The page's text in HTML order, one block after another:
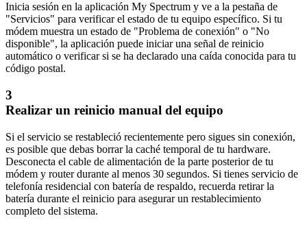
Inicia sesión en la aplicación My Spectrum y ve a la pestaña de
"Servicios" para verificar el estado de tu equipo específico. Si tu
módem muestra un estado de "Problema de conexión" o "No
disponible", la aplicación puede iniciar una señal de reinicio
automático o verificar si se ha declarado una caída conocida para tu
código postal.
3
Realizar un reinicio manual del equipo
Si el servicio se restableció recientemente pero sigues sin conexión,
es posible que debas borrar la caché temporal de tu hardware.
Desconecta el cable de alimentación de la parte posterior de tu
módem y router durante al menos 30 segundos. Si tienes servicio de
telefonía residencial con batería de respaldo, recuerda retirar la
batería durante el reinicio para asegurar un restablecimiento
completo del sistema.